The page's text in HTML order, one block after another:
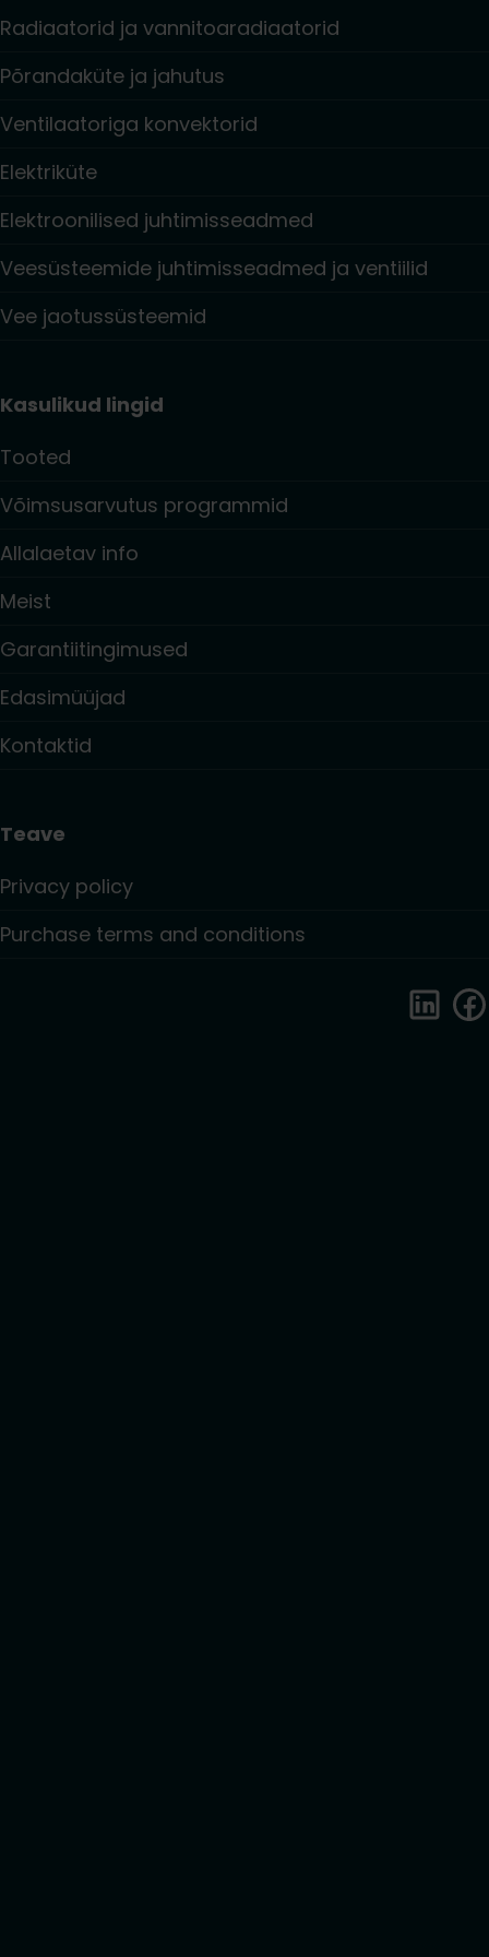
Radiaatorid ja vannitoaradiaatorid
Põrandaküte ja jahutus
Ventilaatoriga konvektorid
Elektriküte
Elektroonilised juhtimisseadmed
Veesüsteemide juhtimisseadmed ja ventiilid
Vee jaotussüsteemid
Kasulikud lingid
Tooted
Võimsusarvutus programmid
Allalaetav info
Meist
Garantiitingimused
Edasimüüjad
Kontaktid
Teave
Privacy policy
Purchase terms and conditions